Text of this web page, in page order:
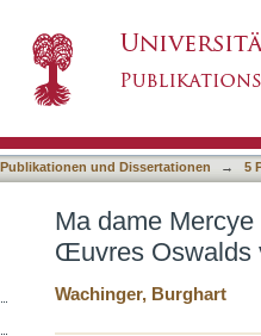
und Dissertationen → 5
Ma dame
Œuvres Oswalds
Wachinger, Burghart